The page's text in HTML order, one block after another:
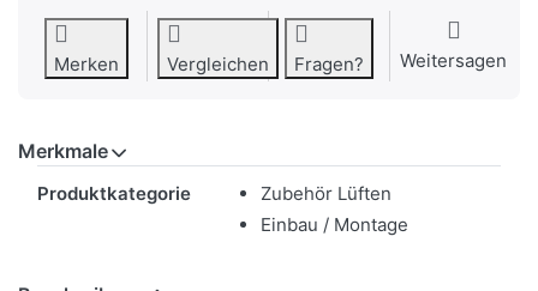
Merken Vergleichen Fragen? Weitersagen
Merkmale
Produktkategorie
Zubehör Lüften
Einbau / Montage